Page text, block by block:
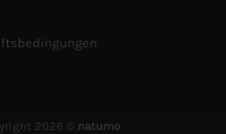
2026 © natumo